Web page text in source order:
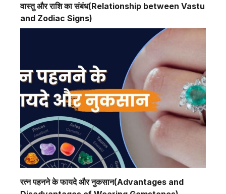
वास्तु और राशि का संबंध(Relationship between Vastu
and Zodiac Signs)
रत्न पहनने के फायदे और नुकसान(Advantages and